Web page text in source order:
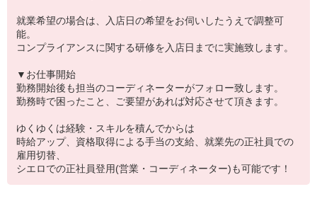
就業希望の場合は、入店日の希望をお伺いしたうえで調整可
能。
コンプライアンスに関する研修を入店日までに実施致します。
▼お仕事開始
勤務開始後も担当のコーディネーターがフォロー致します。
勤務時で困ったこと、ご要望があれば対応させて頂きます。
ゆくゆくは経験・スキルを積んでからは
時給アップ、資格取得による手当の支給、就業先の正社員での
雇用切替、
シエロでの正社員登用(営業・コーディネーター)も可能です！